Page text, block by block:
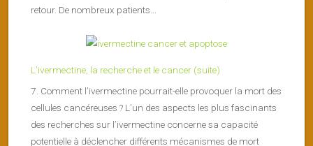
retour. De nombreux patients...
L’ivermectine, la recherche et le cancer (suite)
7. Comment l’ivermectine pourrait-elle provoquer la mort des
cellules cancéreuses ? L’un des aspects les plus fascinants
des recherches sur l’ivermectine concerne sa capacité
potentielle à déclencher différents mécanismes de mort